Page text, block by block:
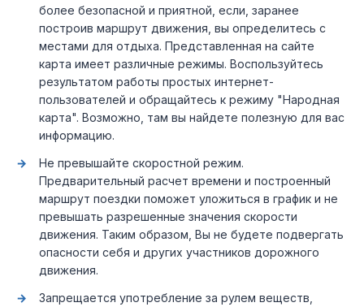
более безопасной и приятной, если, заранее
построив маршрут движения, вы определитесь с
местами для отдыха. Представленная на сайте
карта имеет различные режимы. Воспользуйтесь
результатом работы простых интернет-
пользователей и обращайтесь к режиму "Народная
карта". Возможно, там вы найдете полезную для вас
информацию.
Не превышайте скоростной режим.
Предварительный расчет времени и построенный
маршрут поездки поможет уложиться в график и не
превышать разрешенные значения скорости
движения. Таким образом, Вы не будете подвергать
опасности себя и других участников дорожного
движения.
Запрещается употребление за рулем веществ,